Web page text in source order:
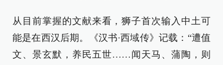
从目前掌握的文献来看，狮子首次输入中土可
能是在西汉后期。《汉书·西域传》记载：“遭值
文、景玄默，养民五世……闻天马、蒲陶，则